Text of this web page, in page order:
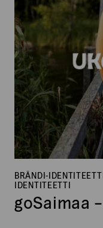
BRÄNDI-
IDENTITEETTI
goSaimaa